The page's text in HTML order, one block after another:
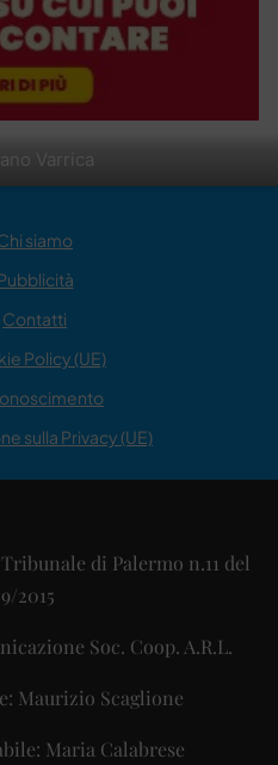
Varrica
siamo
Contatti
Policy (UE)
sulla Privacy (UE)
di Palermo n.11 del
2015
Soc. Coop. A.R.L.
Maurizio Scaglione
Maria Calabrese